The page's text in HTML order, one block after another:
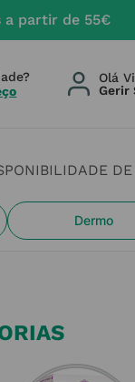
a partir de 55€
DE
Dermo
Olá